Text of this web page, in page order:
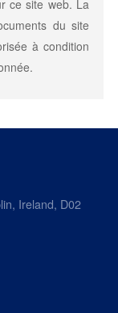
ce site web. La
du site
à condition
Ireland, D02